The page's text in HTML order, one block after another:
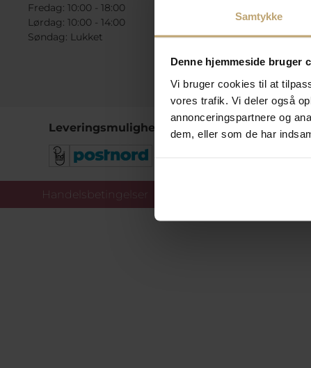
Samtykke
Denne hjemmeside bruger
Vi bruger cookies til at
vores trafik. Vi deler også
annonceringspartnere og
dem, eller som de har
Fredag: 10:00 - 18:00
Lørdag: 10:00 - 14:00
Søndag: Lukket
Leveringsmuligheder
Handelsbetingelser